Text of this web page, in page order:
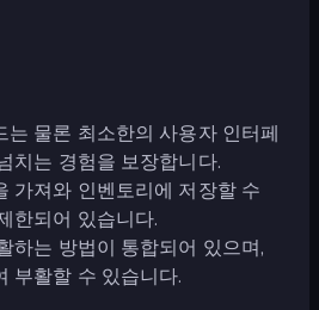
는 물론 최소한의 사용자 인터페
치는 경험을 보장합니다.
가져와 인벤토리에 저장할 수
한되어 있습니다.
하는 방법이 통합되어 있으며,
부활할 수 있습니다.